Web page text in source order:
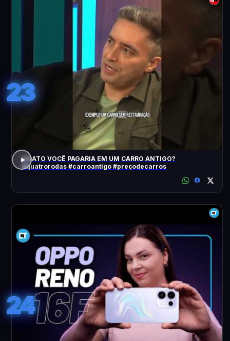
23
QUATO VOCÊ PAGARIA EM UM CARRO ANTIGO?
#quatrorodas #carroantigo #preçodecarros
24